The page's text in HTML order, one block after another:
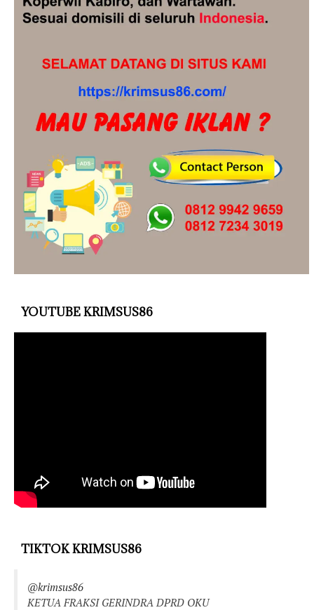
YOUTUBE KRIMSUS86
TIKTOK KRIMSUS86
@krimsus86
KETUA FRAKSI GERINDRA DPRD OKU